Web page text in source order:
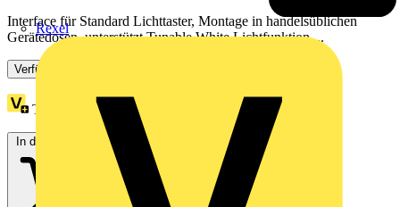
Rexel
Interface für Standard Lichttaster, Montage in handelsüblichen
Gerätedosen, unterstützt Tunable White Lichtfunktion....
Verfügbar: 3 Händler
Treuepunkte:
In den Warenkorb